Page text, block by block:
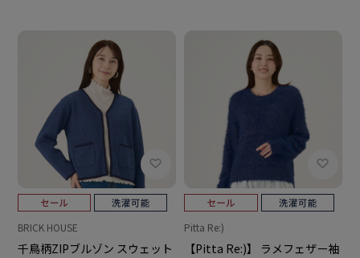
BRICK HOUSE
千鳥柄ZIPブルゾン スウェット
Pitta Re:)
【Pitta Re:)】 ラメフェザー袖